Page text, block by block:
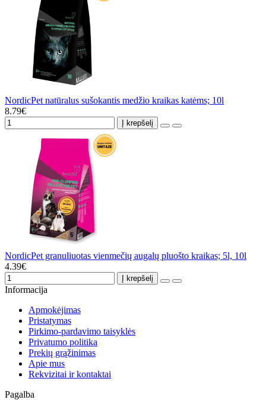
NordicPet natūralus sušokantis medžio kraikas katėms; 10l
8.79€
Į krepšelį
NordicPet granuliuotas vienmečių augalų pluošto kraikas; 5l, 10l
4.39€
Į krepšelį
Informacija
Apmokėjimas
Pristatymas
Pirkimo-pardavimo taisyklės
Privatumo politika
Prekių grąžinimas
Apie mus
Rekvizitai ir kontaktai
Pagalba